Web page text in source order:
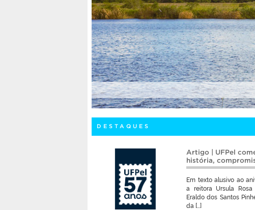
DESTAQUES
Artigo | UFPel
história,
Em texto alusivo ao
a reitora Ursula
Eraldo dos Santos
da […]